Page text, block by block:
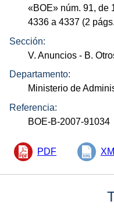
«BOE» núm. 91, de
4336 a 4337 (2 págs.
Sección:
V. Anuncios - B.
Departamento:
Ministerio de
Referencia:
BOE-B-2007-91034
PDF